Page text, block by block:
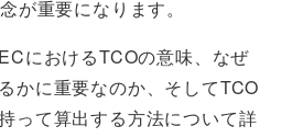
が重要になります。
におけるTCOの意味、なぜ
かに重要なのか、そしてTCO
って算出する方法について詳